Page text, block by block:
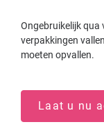
Ongebruikelijk qua
verpakkingen
moeten opvallen.
Laat u nu